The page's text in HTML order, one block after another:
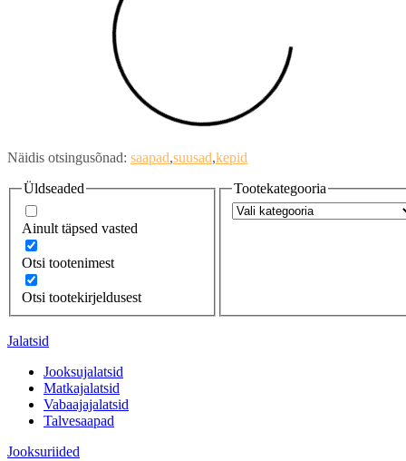
Näidis otsingusõnad: saapad suusad kepid
Üldseaded
Ainult täpsed vasted
Otsi tootenimest
Otsi tootekirjeldusest
Tootekategooria
Jalatsid
Jooksujalatsid
Matkajalatsid
Vabaajajalatsid
Talvesaapad
Jooksuriided